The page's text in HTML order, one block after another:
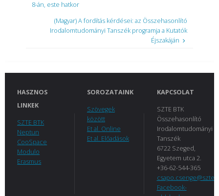
8-án, este hatkor
(Magyar) A fordítás kérdései: az Összehasonlító
Irodalomtudományi Tanszék programja a Kutatók
Éjszakáján
HASZNOS
LINKEK
SZTE BTK
Neptun
CooSpace
Modulo
Erasmus
SOROZATAINK
Szövegek
között
Et al. Online
Et al. Előadások
KAPCSOLAT
SZTE BTK
Összehasonlító
Irodalomtudományi
Tanszék
6722 Szeged,
Egyetem utca 2.
+36-62-544-365
Facebook-